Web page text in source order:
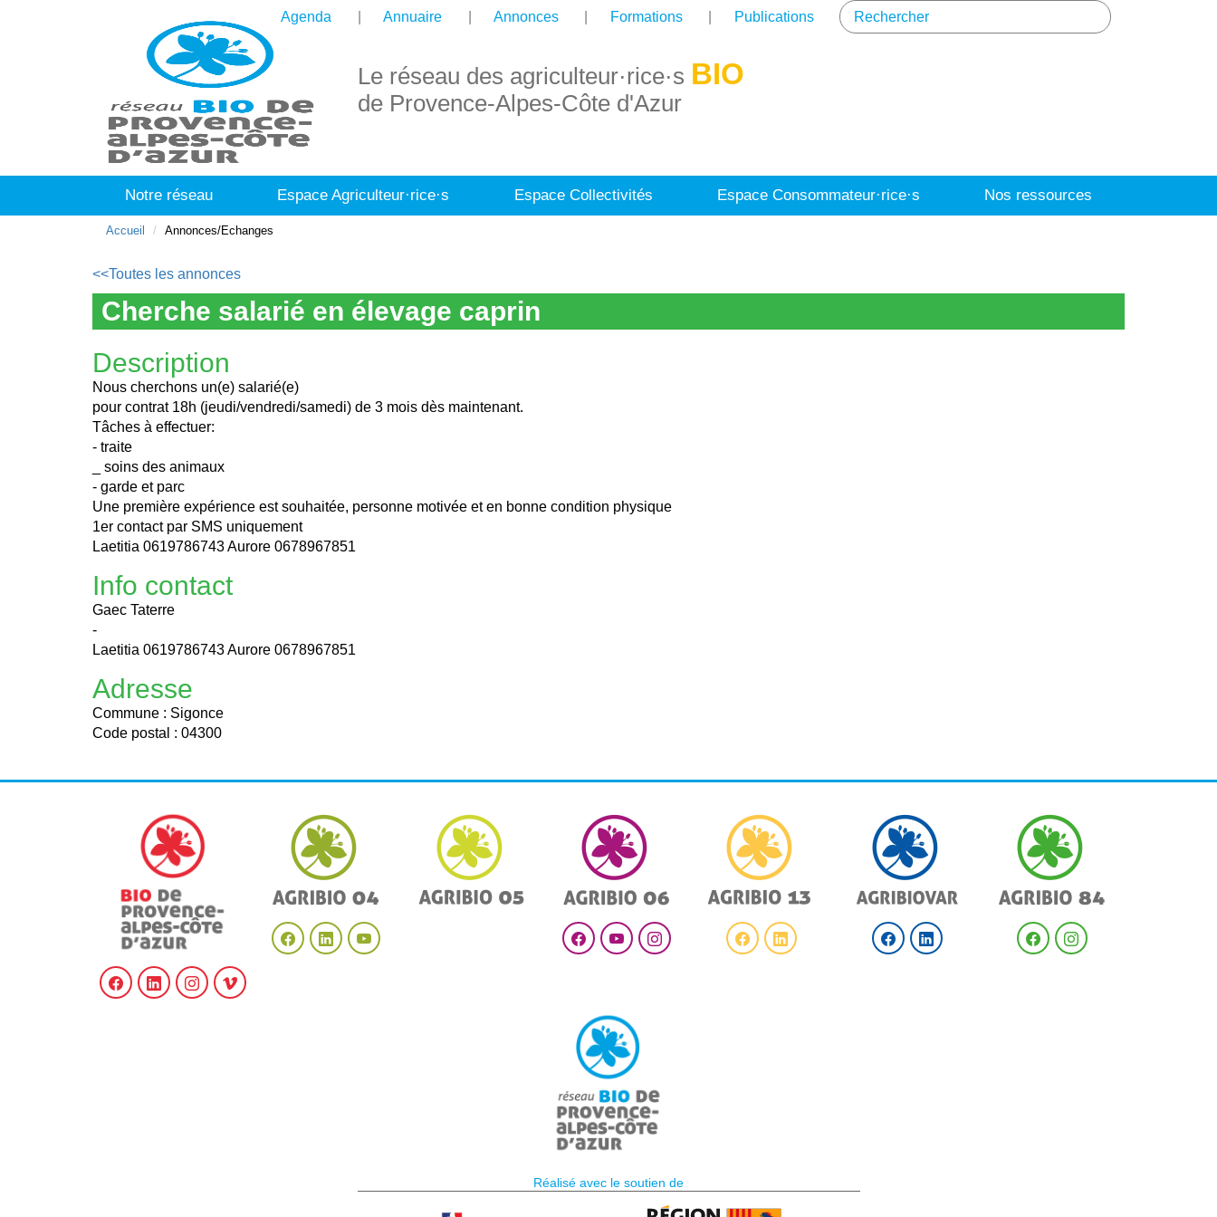
Agenda Annuaire Annonces Formations Publications
Le réseau des agriculteur·rice·s BIO
de Provence-Alpes-Côte d'Azur
Notre réseau Espace Agriculteur·rice·s Espace Collectivités Espace Consommateur·rice·s Nos ressources
Accueil Annonces/Echanges
<<Toutes les annonces
Cherche salarié en élevage caprin
Description
Nous cherchons un(e) salarié(e)
pour contrat 18h (jeudi/vendredi/samedi) de 3 mois dès maintenant.
Tâches à effectuer:
- traite
_ soins des animaux
- garde et parc
Une première expérience est souhaitée, personne motivée et en bonne condition physique
1er contact par SMS uniquement
Laetitia 0619786743 Aurore 0678967851
Info contact
Gaec Taterre
-
Laetitia 0619786743 Aurore 0678967851
Adresse
Commune : Sigonce
Code postal : 04300
Réalisé avec le soutien de